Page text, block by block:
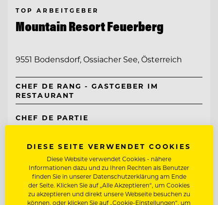
TOP ARBEITGEBER
Mountain Resort Feuerberg
9551 Bodensdorf, Ossiacher See, Österreich
CHEF DE RANG - GASTGEBER IM
RESTAURANT
CHEF DE PARTIE
Entdecke alle Jobs
DIESE SEITE VERWENDET COOKIES
Diese Website verwendet Cookies - nähere
Informationen dazu und zu Ihren Rechten als Benutzer
finden Sie in unserer Datenschutzerklärung am Ende
der Seite. Klicken Sie auf „Alle Akzeptieren“, um Cookies
zu akzeptieren und direkt unsere Webseite besuchen zu
können, oder klicken Sie auf „Cookie-Einstellungen“, um